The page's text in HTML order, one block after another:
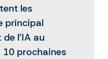
les
principal
l'IA au
prochaines